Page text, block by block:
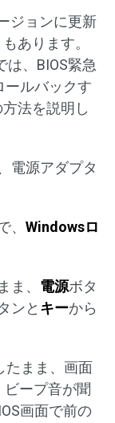
ジョンに更新
あります。
、BIOS緊急
ールバックす
法を説明し
電源アダプタ
、 Windowsロ
ま、 電源ボタ
ンと キーから
たまま、画面
ープ音が聞
画面で前の